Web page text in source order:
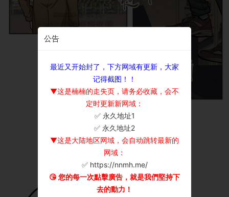
公告
最近又开始封了，下方网域有更新，大家
记得截图！！
▼这是楠楠的走失页，请务必收藏，会不
定时更新新网域：
✅ 永久地址1
✅ 永久地址2
▼这是大陆地区网域，会自动跳转最新的
网域：
✅ https://nnmh.me/
😘 您的每一次點擊廣告，就是我們堅持下
去的動力！